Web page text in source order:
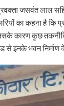
जसवंत लाल
का कहना है कि
कारण कुछ
से इनके भवन निर्माण